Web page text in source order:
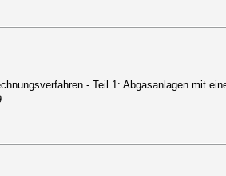
- Teil 1: Abgasanlagen mit